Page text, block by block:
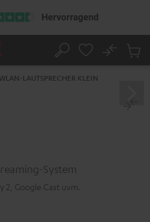
Suche
No
WLAN-LAUTSPRECHER KLEIN
System
2, Google Cast uvm.